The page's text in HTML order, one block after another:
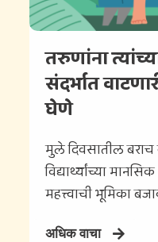
तरुणांना
संदर्भात
घेणे
मुले दिवसातील
विद्यार्थ्यांच्या
महत्त्वाची भूमिका
अधिक वाचा